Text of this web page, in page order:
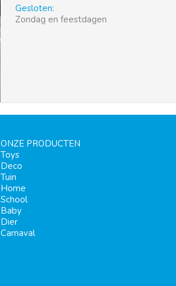
Gesloten:
Zondag en feestdagen
ONZE PRODUCTEN
Toys
Deco
Tuin
Home
School
Baby
Dier
Carnaval